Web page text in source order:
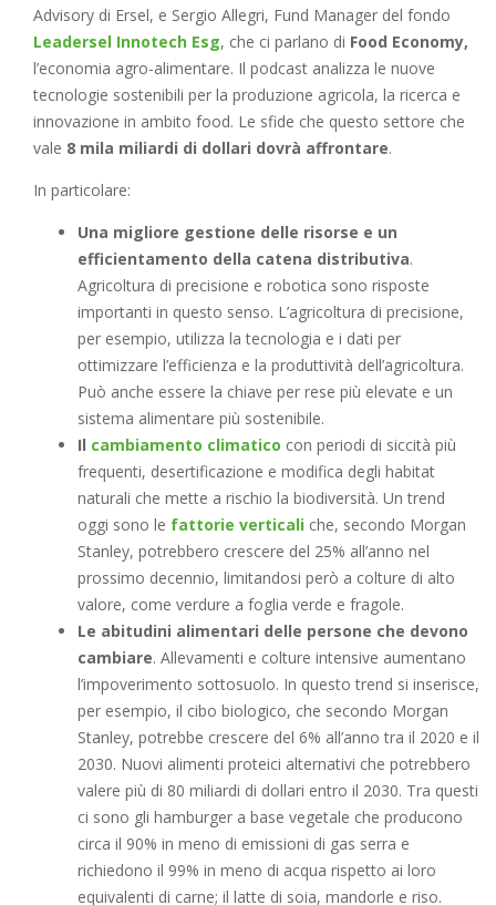
Advisory di Ersel, e Sergio Allegri, Fund Manager del fondo
Leadersel Innotech Esg, che ci parlano di Food Economy,
l’economia agro-alimentare. Il podcast analizza le nuove
tecnologie sostenibili per la produzione agricola, la ricerca e
innovazione in ambito food. Le sfide che questo settore che
vale 8 mila miliardi di dollari dovrà affrontare.
In particolare:
Una migliore gestione delle risorse e un
efficientamento della catena distributiva.
Agricoltura di precisione e robotica sono risposte
importanti in questo senso. L’agricoltura di precisione,
per esempio, utilizza la tecnologia e i dati per
ottimizzare l’efficienza e la produttività dell’agricoltura.
Può anche essere la chiave per rese più elevate e un
sistema alimentare più sostenibile.
Il cambiamento climatico con periodi di siccità più
frequenti, desertificazione e modifica degli habitat
naturali che mette a rischio la biodiversità. Un trend
oggi sono le fattorie verticali che, secondo Morgan
Stanley, potrebbero crescere del 25% all’anno nel
prossimo decennio, limitandosi però a colture di alto
valore, come verdure a foglia verde e fragole.
Le abitudini alimentari delle persone che devono
cambiare. Allevamenti e colture intensive aumentano
l’impoverimento sottosuolo. In questo trend si inserisce,
per esempio, il cibo biologico, che secondo Morgan
Stanley, potrebbe crescere del 6% all’anno tra il 2020 e il
2030. Nuovi alimenti proteici alternativi che potrebbero
valere più di 80 miliardi di dollari entro il 2030. Tra questi
ci sono gli hamburger a base vegetale che producono
circa il 90% in meno di emissioni di gas serra e
richiedono il 99% in meno di acqua rispetto ai loro
equivalenti di carne; il latte di soia, mandorle e riso.